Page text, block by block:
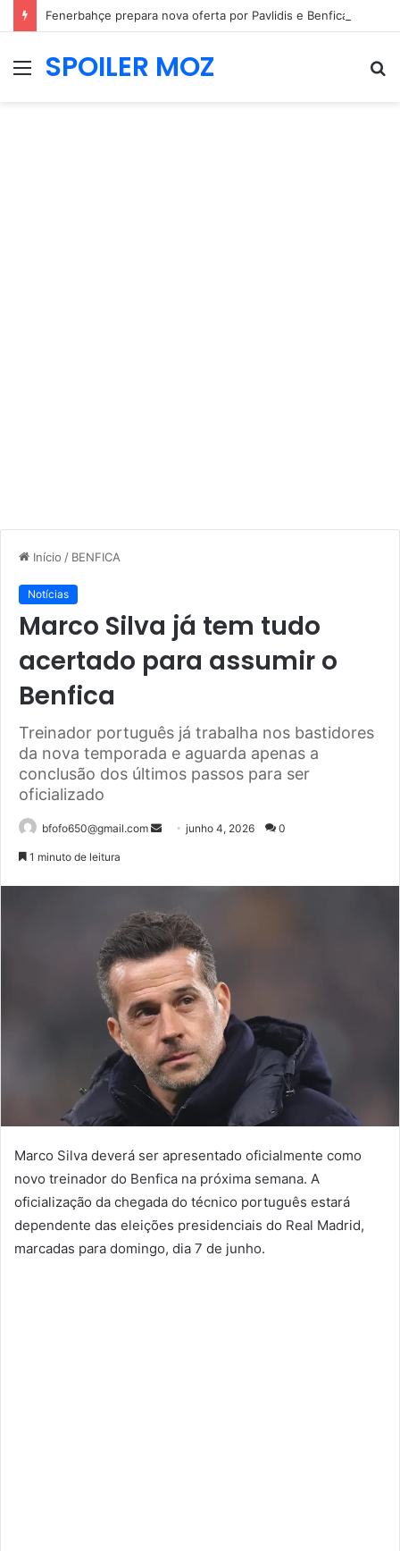
MenuSPOILER MOZ
Início / BENFICA
Notícias
Marco Silva já tem tudo
acertado para assumir o
Benfica
Treinador português já trabalha nos bastidores
da nova temporada e aguarda apenas a
conclusão dos últimos passos para ser
oficializado
bfofo650@gmail.com
Mandejunho 4, 2026 0
1 minuto de leitura
Marco Silva deverá ser apresentado oficialmente como
novo treinador do Benfica na próxima semana. A
oficialização da chegada do técnico português estará
dependente das eleições presidenciais do Real Madrid,
marcadas para domingo, dia 7 de junho.